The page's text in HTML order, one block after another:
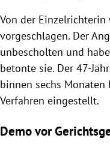
Von der
vorgeschlagen. Der
unbescholten und
betonte sie. Der 47-
binnen sechs Monaten
Verfahren eingestellt.
Demo vor